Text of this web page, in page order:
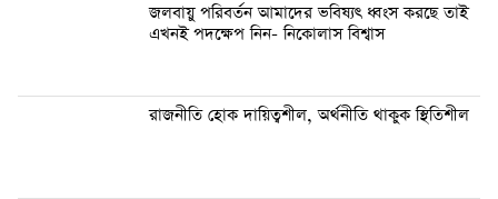
জলবায়ু পরিবর্তন আমাদের ভবিষ্যৎ ধ্বংস করছে তাই
এখনই পদক্ষেপ নিন- নিকোলাস বিশ্বাস
রাজনীতি হোক দায়িত্বশীল, অর্থনীতি থাকুক স্থিতিশীল